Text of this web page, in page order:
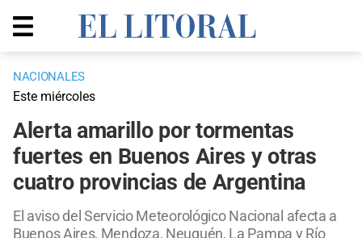
NACIONALES
Este miércoles
Alerta amarillo por tormentas
fuertes en Buenos Aires y otras
cuatro provincias de Argentina
El aviso del Servicio Meteorológico Nacional afecta a
Buenos Aires, Mendoza, Neuquén, La Pampa y Río